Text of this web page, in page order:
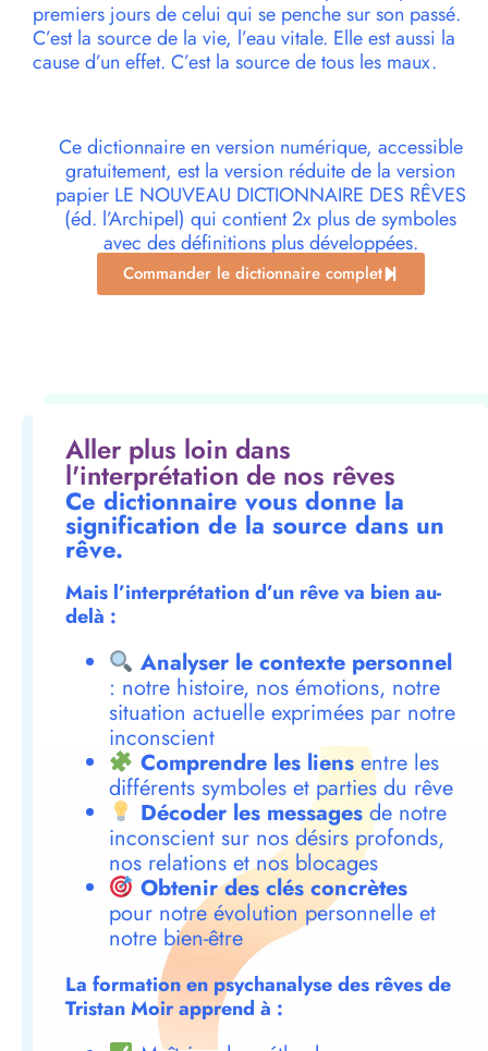
premiers jours de celui qui se penche sur son passé.
C’est la source de la vie, l’eau vitale. Elle est aussi la
cause d’un effet. C’est la source de tous les maux.
Ce dictionnaire en version numérique, accessible
gratuitement, est la version réduite de la version
papier LE NOUVEAU DICTIONNAIRE DES RÊVES
(éd. l’Archipel) qui contient 2x plus de symboles
avec des définitions plus développées.
Commander le dictionnaire complet
Aller plus loin dans
l'interprétation de nos rêves
Ce dictionnaire vous donne la
signification de la source dans un
rêve.
Mais l’interprétation d’un rêve va bien au-
delà :
Analyser le contexte personnel
: notre histoire, nos émotions, notre
situation actuelle exprimées par notre
inconscient
Comprendre les liensentre les
différents symboles et parties du rêve
Décoder les messagesde notre
inconscient sur nos désirs profonds,
nos relations et nos blocages
Obtenir des clés concrètes
pour notre évolution personnelle et
notre bien-être
La formation en psychanalyse des rêves de
Tristan Moir apprend à :